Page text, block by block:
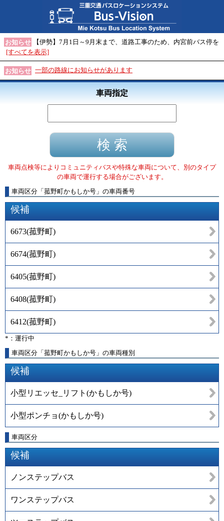
お知らせ
【伊勢】7月1日～9月末まで、道路工事のため、内宮前バス停を
[すべてを表示]
お知らせ 一部の路線にお知らせがあります
車両指定
車両点検等によりコミュニティバスや特殊な車両について、別のタイプ
の車両で運行する場合がございます。
車両区分 「 菰野町かもしか号 」 の車両番号
候補
6673(菰野町)
6674(菰野町)
6405(菰野町)
6408(菰野町)
6412(菰野町)
*：運行中
車両区分「菰野町かもしか号」の車両種別
候補
小型リエッセ_リフト(かもしか号)
小型ポンチョ(かもしか号)
車両区分
候補
ノンステップバス
ワンステップバス